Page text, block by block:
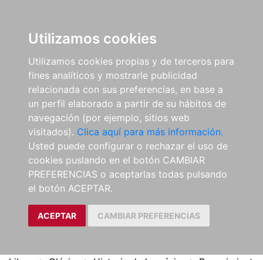
Utilizamos cookies
Utilizamos cookies propias y de terceros para
fines analíticos y mostrarle publicidad
relacionada con sus preferencias, en base a
un perfil elaborado a partir de su hábitos de
navegación (por ejemplo, sitios web
visitados). Clica aquí para más información.
Usted puede configurar o rechazar el uso de
cookies puslando en el botón CAMBIAR
PREFERENCIAS o aceptarlas todas pulsando
el botón ACEPTAR.
ACEPTAR CAMBIAR PREFERENCIAS